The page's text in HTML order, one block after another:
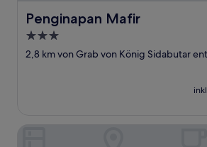
Penginapan Mafir
Penginapan Mafir
3.0-
Sterne-
2,8 km von Grab von König Sidabutar